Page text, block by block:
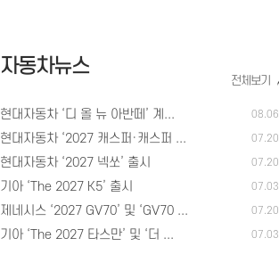
자동차뉴스
전체보기
현대자동차 ‘디 올 뉴 아반떼’ 계... 08.06
현대자동차 ‘2027 캐스퍼·캐스퍼 ... 07.20
현대자동차 ‘2027 넥쏘’ 출시 07.20
기아 ‘The 2027 K5’ 출시 07.03
제네시스 ‘2027 GV70’ 및 ‘GV70 ... 07.20
기아 ‘The 2027 타스만’ 및 ‘더 ... 07.03